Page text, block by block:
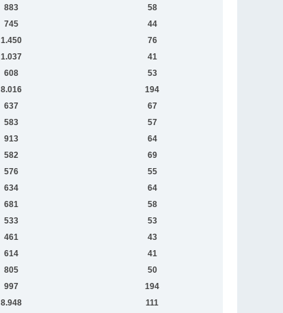
883
58
745
44
1.450
76
1.037
41
608
53
8.016
194
637
67
583
57
913
64
582
69
576
55
634
64
681
58
533
53
461
43
614
41
805
50
997
194
8.948
111